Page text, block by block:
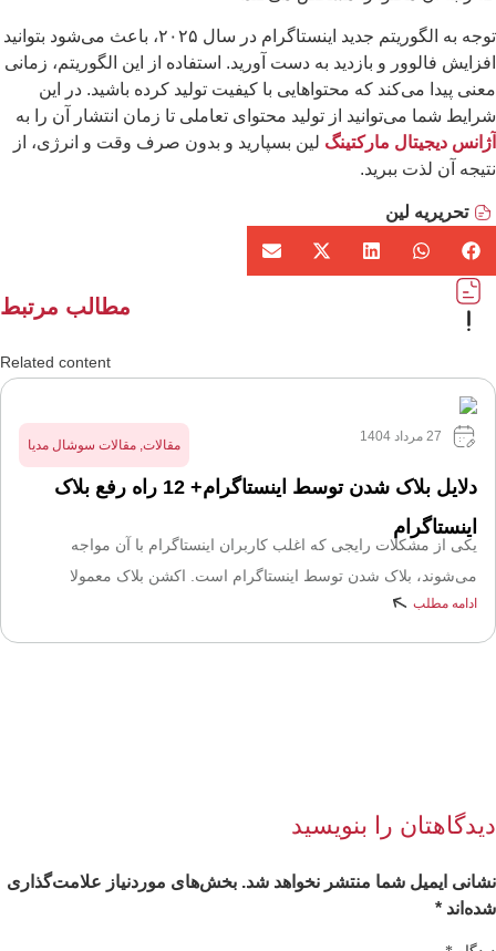
توجه به الگوریتم جدید اینستاگرام در سال ۲۰۲۵، باعث می‌شود بتوانید
فالوور و بازدید به دست آورید. استفاده از این الگوریتم، زمانی
پیدا می‌کند که محتواهایی با کیفیت تولید کرده باشید. در این
شما می‌توانید از تولید محتوای تعاملی تا زمان انتشار آن را به
دیجیتال مارکتینگلین بسپارید و بدون صرف وقت و انرژی، از
آن لذت ببرید.
تحریریه لین
مطالب مرتبط
Related content
27 مرداد 1404
مقالات,مقالات سوشال مدیا
دلایل بلاک شدن توسط اینستاگرام+ 12 راه رفع بلاک
اینستاگرام
یکی از مشکلات رایجی که اغلب کاربران اینستاگرام با آن مواجه
می‌شوند، بلاک شدن توسط اینستاگرام است. اکشن بلاک معمولا
ادامه مطلب
را بنویسید
ایمیل شما منتشر نخواهد شد. بخش‌های موردنیاز علامت‌گذاری
*